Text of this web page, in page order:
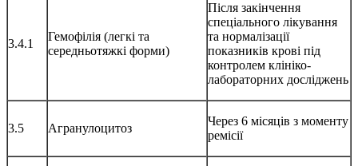
3.4.1
Гемофілія (легкі та
середньотяжкі форми)
Після закінчення
спеціального лікування
та нормалізації
показників крові під
контролем клініко-
лабораторних досліджень
3.5 Агранулоцитоз
Через 6 місяців з моменту
ремісії